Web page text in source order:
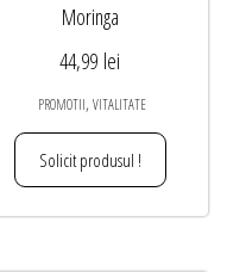
Moringa
44,99 lei
PROMOTII, VITALITATE
Solicit produsul !